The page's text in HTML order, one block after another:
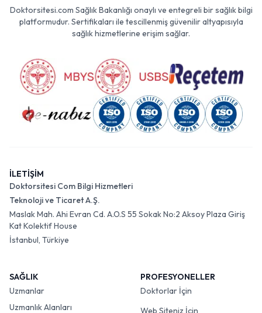
Doktorsitesi.com Sağlık Bakanlığı onaylı ve entegreli bir sağlık bilgi
platformudur. Sertifikaları ile tescillenmiş güvenilir altyapısıyla
sağlık hizmetlerine erişim sağlar.
İLETİŞİM
Doktorsitesi Com Bilgi Hizmetleri
Teknoloji ve Ticaret A.Ş.
Maslak Mah. Ahi Evran Cd. A.O.S 55 Sokak No:2 Aksoy Plaza Giriş
Kat Kolektif House
İstanbul, Türkiye
SAĞLIK
Uzmanlar
Uzmanlık Alanları
PROFESYONELLER
Doktorlar İçin
Web Siteniz İçin